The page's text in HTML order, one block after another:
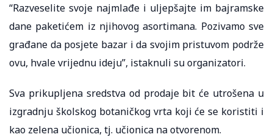
“Razveselite svoje najmlađe i uljepšajte im bajramske
dane paketićem iz njihovog asortimana. Pozivamo sve
građane da posjete bazar i da svojim pristuvom podrže
ovu, hvale vrijednu ideju”, istaknuli su organizatori.
Sva prikupljena sredstva od prodaje bit će utrošena u
izgradnju školskog botaničkog vrta koji će se koristiti i
kao zelena učionica, tj. učionica na otvorenom.